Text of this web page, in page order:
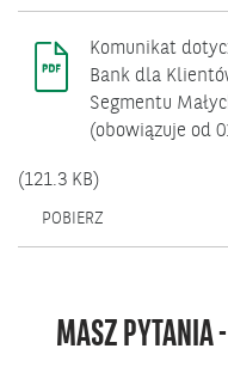
NOWYM
OKNIE.
Komunikat
Bank dla
Segmentu
(obowiązuje od
(121.3 KB)
POBIERZ
MASZ PYTANIA